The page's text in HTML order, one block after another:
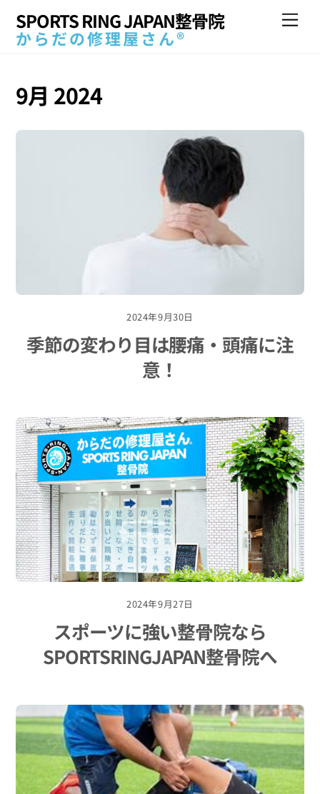
SPORTS RING JAPAN整骨院
からだの修理屋さん®
9月 2024
2024年9月30日
季節の変わり目は腰痛・頭痛に注
意！
2024年9月27日
スポーツに強い整骨院なら
SPORTSRINGJAPAN整骨院へ